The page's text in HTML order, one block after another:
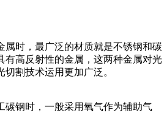
属时，最广泛的材质就是不锈钢和碳
有高反射性的金属，这两种金属对光
割技术运用更加广泛。
碳钢时，一般采用氧气作为辅助气